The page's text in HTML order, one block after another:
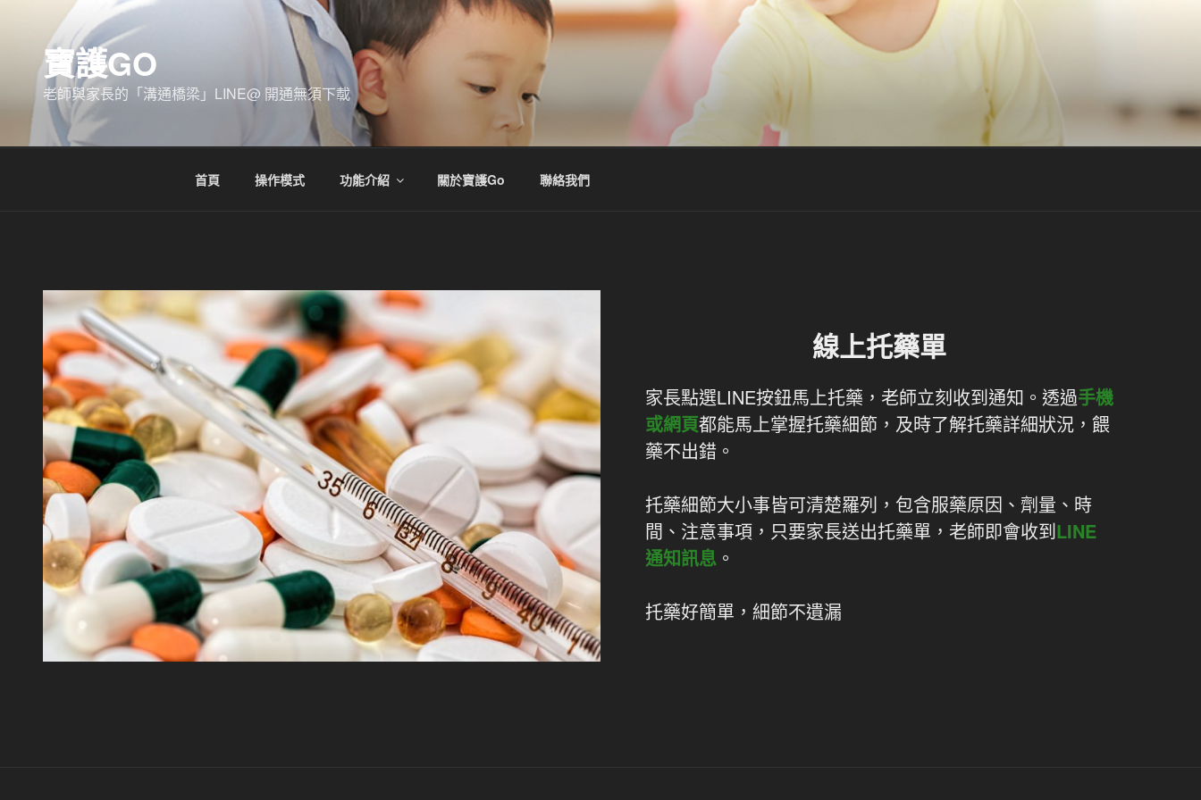
寶護GO
老師與家長的「溝通橋梁」LINE@ 開通無須下載
首頁 操作模式 功能介紹 關於寶護Go 聯絡我們
線上托藥單
家長點選LINE按鈕馬上托藥，老師立刻收到通知。透過手機
或網頁都能馬上掌握托藥細節，及時了解托藥詳細狀況，餵
藥不出錯。
托藥細節大小事皆可清楚羅列，包含服藥原因、劑量、時
間、注意事項，只要家長送出托藥單，老師即會收到LINE
通知訊息。
托藥好簡單，細節不遺漏